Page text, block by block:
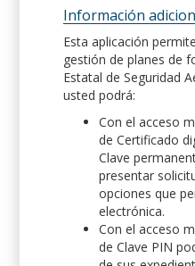
Información
Esta aplicación
gestión de planes de
Estatal de Seguridad
usted podrá:
Con el acceso
de Certificado
Clave
presentar
opciones que
electrónica.
Con el acceso
de Clave PIN